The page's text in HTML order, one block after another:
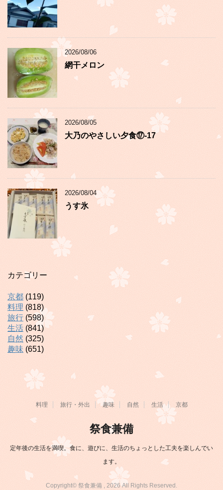
2026/08/06
網干メロン
2026/08/05
大乃のやさしい夕食⑰-17
2026/08/04
うす氷
カテゴリー
京都 (119)
料理 (818)
旅行 (598)
生活 (841)
自然 (325)
趣味 (651)
料理 旅行・外出 趣味 自然 生活 京都
祭食兼備
定年後の生活を満喫。食に、遊びに、生活のちょっとした工夫を楽しんでい
ます。
Copyright© 祭食兼備 , 2026 All Rights Reserved.